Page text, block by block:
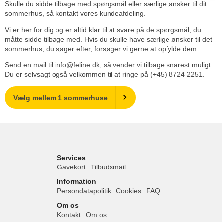
Skulle du sidde tilbage med spørgsmål eller særlige ønsker til dit
sommerhus, så kontakt vores kundeafdeling.
Vi er her for dig og er altid klar til at svare på de spørgsmål, du
måtte sidde tilbage med. Hvis du skulle have særlige ønsker til det
sommerhus, du søger efter, forsøger vi gerne at opfylde dem.
Send en mail til info@feline.dk, så vender vi tilbage snarest muligt.
Du er selvsagt også velkommen til at ringe på (+45) 8724 2251.
Vælg mellem 1 sommerhuse
Services
Gavekort
Tilbudsmail
Information
Persondatapolitik
Cookies
FAQ
Om os
Kontakt
Om os